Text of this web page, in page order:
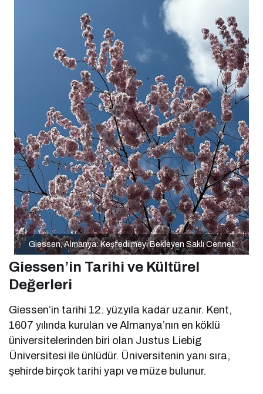
Giessen, Almanya: Keşfedilmeyi Bekleyen Saklı Cennet
Giessen’in Tarihi ve Kültürel
Değerleri
Giessen’in tarihi 12. yüzyıla kadar uzanır. Kent,
1607 yılında kurulan ve Almanya’nın en köklü
üniversitelerinden biri olan Justus Liebig
Üniversitesi ile ünlüdür. Üniversitenin yanı sıra,
şehirde birçok tarihi yapı ve müze bulunur.